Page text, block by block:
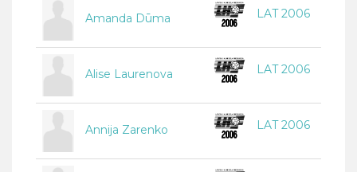
Amanda Dūma LAT 2006
Alise Laurenova LAT 2006
Annija Zarenko LAT 2006